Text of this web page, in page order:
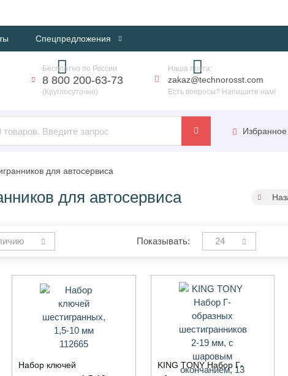
Спецпредложения
Бесплатно по России
8 800 200-63-73
(Круглосуточно)
Наша почта:
zakaz@technorosst.com
Есть вопросы? Напишите нам!
Избранное
для автосервиса
для автосервиса
Показывать: 24
Набор ключей
KING TONY Набор Г-